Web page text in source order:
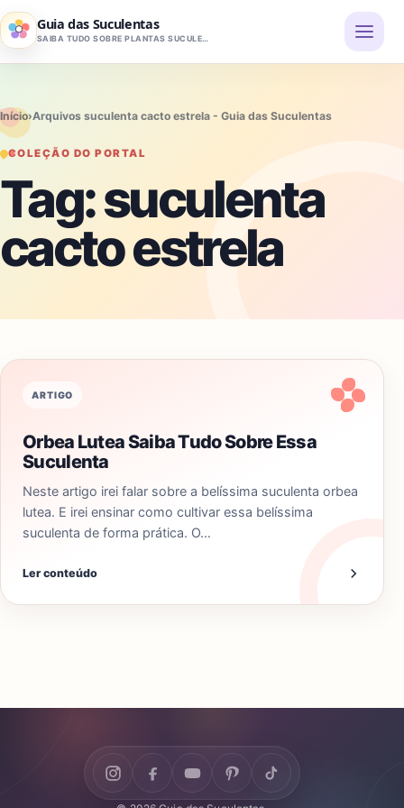
Pular para o conteúdo
Guia das Suculentas
SAIBA TUDO SOBRE PLANTAS SUCULENTAS
Início›Arquivos suculenta cacto estrela - Guia das Suculentas
COLEÇÃO DO PORTAL
Tag:suculenta
cacto estrela
ARTIGO
Orbea Lutea Saiba Tudo Sobre Essa
Suculenta
Neste artigo irei falar sobre a belíssima suculenta orbea
lutea. E irei ensinar como cultivar essa belíssima
suculenta de forma prática. O…
Ler conteúdo